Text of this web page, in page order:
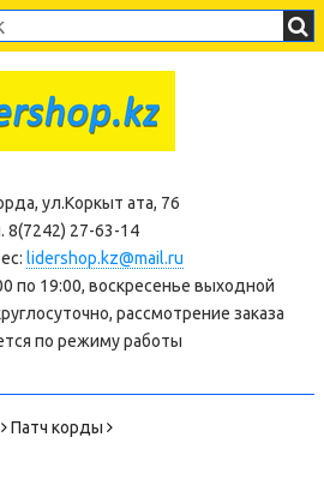
ул.Коркыт ата, 76
8(7242) 27-63-14
lidershop.kz@mail.ru
по 19:00, воскресенье выходной
рассмотрение заказа
по режиму работы
Патч корды